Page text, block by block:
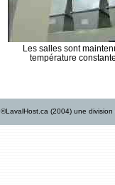
Les salles sont
température
©LavalHost.ca (2004) une